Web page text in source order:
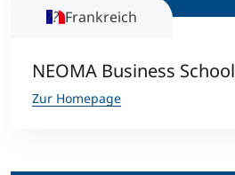
Frankreich
NEOMA Business School
Zur Homepage